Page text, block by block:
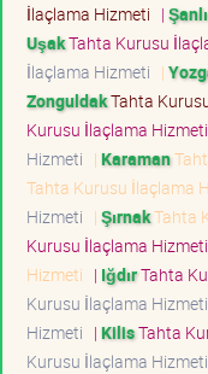
İlaçlama Hizmeti |
UşakTahta Kurusu
İlaçlama Hizmeti |
ZonguldakTahta
Kurusu İlaçlama Hizmeti
Hizmeti | Karaman
Tahta Kurusu İlaçlama
Hizmeti | ŞırnakTahta
Kurusu İlaçlama Hizmeti
Hizmeti | IğdırTahta
Kurusu İlaçlama Hizmeti
Hizmeti | KilisTahta
Kurusu İlaçlama Hizmeti